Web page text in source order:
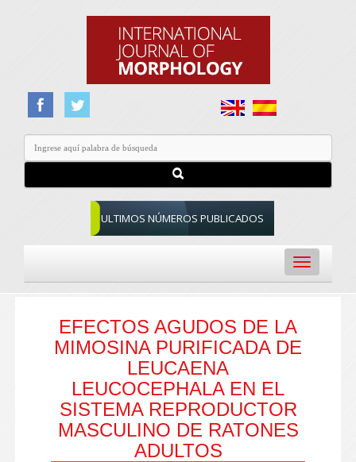
ULTIMOS NÚMEROS PUBLICADOS
Toggle
navigation
EFECTOS AGUDOS DE LA
MIMOSINA PURIFICADA DE
LEUCAENA
LEUCOCEPHALA EN EL
SISTEMA REPRODUCTOR
MASCULINO DE RATONES
ADULTOS